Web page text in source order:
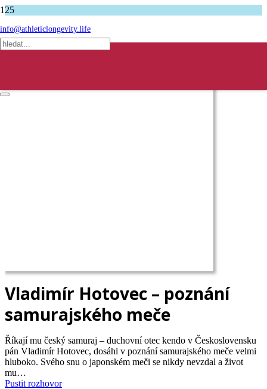
info@athleticlongevity.life
Podcasty
Vladimír Hotovec – poznání samurajského meče
Vladimír Hotovec – poznání
samurajského meče
Říkají mu český samuraj – duchovní otec kendo v Československu
pán Vladimír Hotovec, dosáhl v poznání samurajského meče velmi
hluboko. Svého snu o japonském meči se nikdy nevzdal a život
mu…
Pustit rozhovor